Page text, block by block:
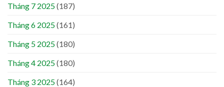
Tháng 7 2025(187)
Tháng 6 2025(161)
Tháng 5 2025(180)
Tháng 4 2025(180)
Tháng 3 2025(164)